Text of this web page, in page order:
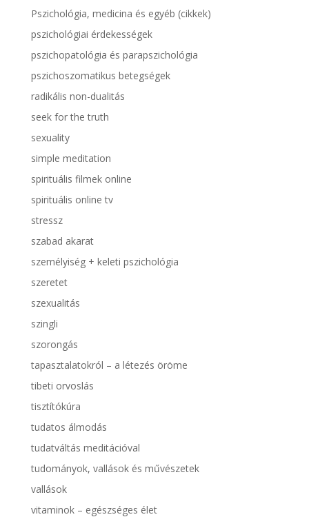
Pszichológia, medicina és egyéb (cikkek)
pszichológiai érdekességek
pszichopatológia és parapszichológia
pszichoszomatikus betegségek
radikális non-dualitás
seek for the truth
sexuality
simple meditation
spirituális filmek online
spirituális online tv
stressz
szabad akarat
személyiség + keleti pszichológia
szeretet
szexualitás
szingli
szorongás
tapasztalatokról – a létezés öröme
tibeti orvoslás
tisztítókúra
tudatos álmodás
tudatváltás meditációval
tudományok, vallások és művészetek
vallások
vitaminok – egészséges élet